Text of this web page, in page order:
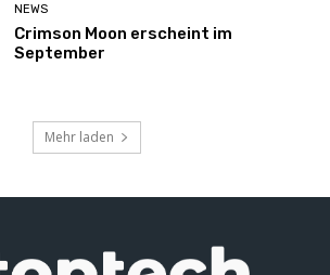
NEWS
Crimson Moon erscheint im
September
Mehr laden